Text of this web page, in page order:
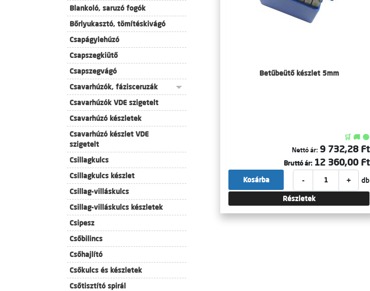
Blankoló, saruzó fogók
Bőrlyukasztó, tömítéskivágó
Csapágylehúzó
Csapszegkiütő
Csapszegvágó
Csavarhúzók, fázisceruzák
Csavarhúzók VDE szigetelt
Csavarhúzó készletek
Csavarhúzó készlet VDE
szigetelt
Csillagkulcs
Csillagkulcs készlet
Csillag-villáskulcs
Csillag-villáskulcs készletek
Csipesz
Csőbilincs
Csőhajlító
Csőkulcs és készletek
Csőtisztító spirál
Betűbeütő készlet 5mm
🛒 🚚 🟢
Nettó ár: 9 732,28 Ft
Bruttó ár: 12 360,00 Ft
- + db
Kosárba
Részletek